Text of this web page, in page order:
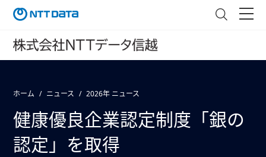
ホーム ニュース 2026年 ニュース
健康優良企業認定制度「銀の
認定」を取得